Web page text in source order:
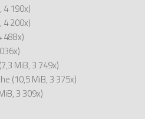
4 190x)
4 200x)
488x)
(7,3 MiB, 3 749x)
(10,5 MiB, 3 375x)
3 309x)